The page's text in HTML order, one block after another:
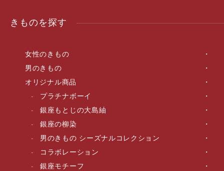
きものを探す
女性のきもの
男のきもの
オリジナル商品
プラチナボーイ
銀座もとじの大島紬
銀座の柳染
男のきもの シーズナルコレクション
コラボレーション
銀座モチーフ